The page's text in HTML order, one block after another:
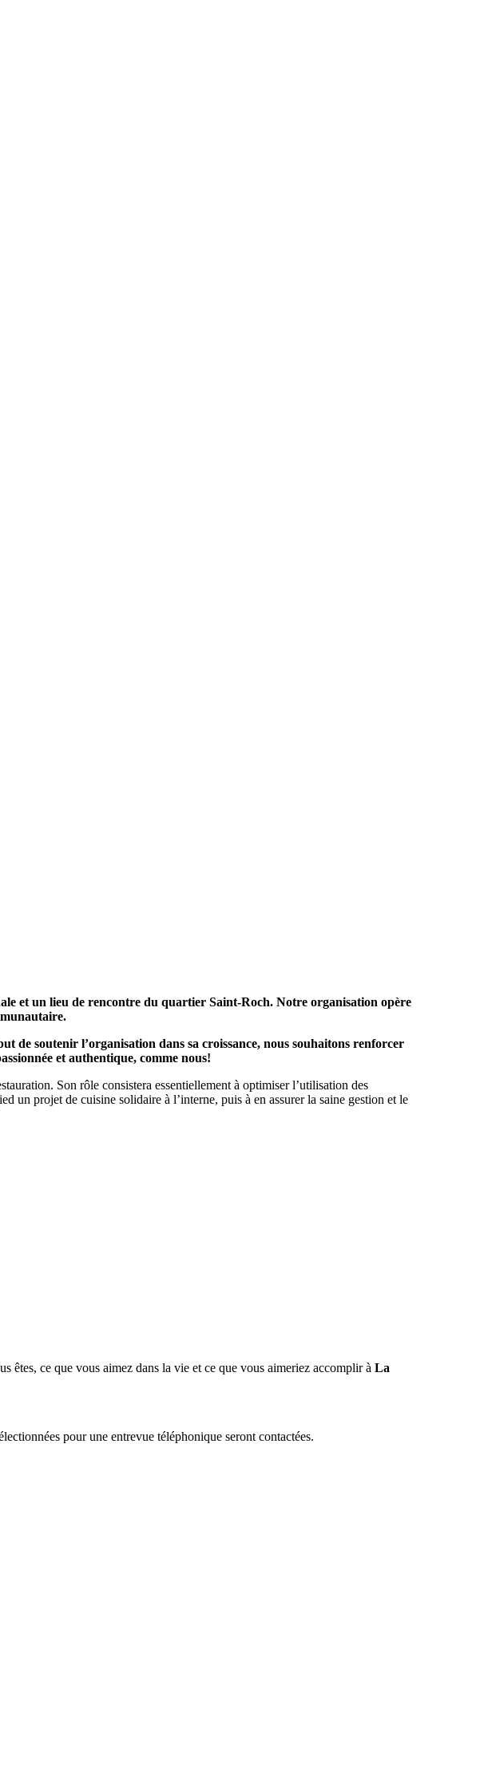
et un lieu de rencontre du quartier Saint-Roch. Notre organisation opère
de soutenir l’organisation dans sa croissance, nous souhaitons renforcer
et authentique, comme nous!
Son rôle consistera essentiellement à optimiser l’utilisation des
un projet de cuisine solidaire à l’interne, puis à en assurer la saine gestion et le
êtes, ce que vous aimez dans la vie et ce que vous aimeriez accomplir à La
pour une entrevue téléphonique seront contactées.